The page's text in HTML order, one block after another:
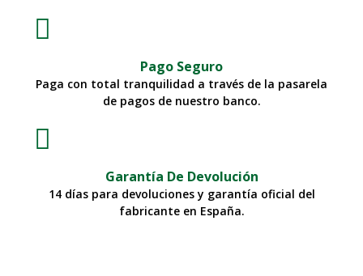
Pago Seguro
Paga con total tranquilidad a través de la pasarela
de pagos de nuestro banco.
Garantía De Devolución
14 días para devoluciones y garantía oficial del
fabricante en España.